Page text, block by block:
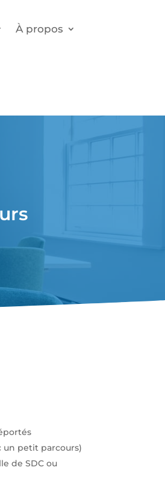
À propos
un petit parcours)
de SDC ou